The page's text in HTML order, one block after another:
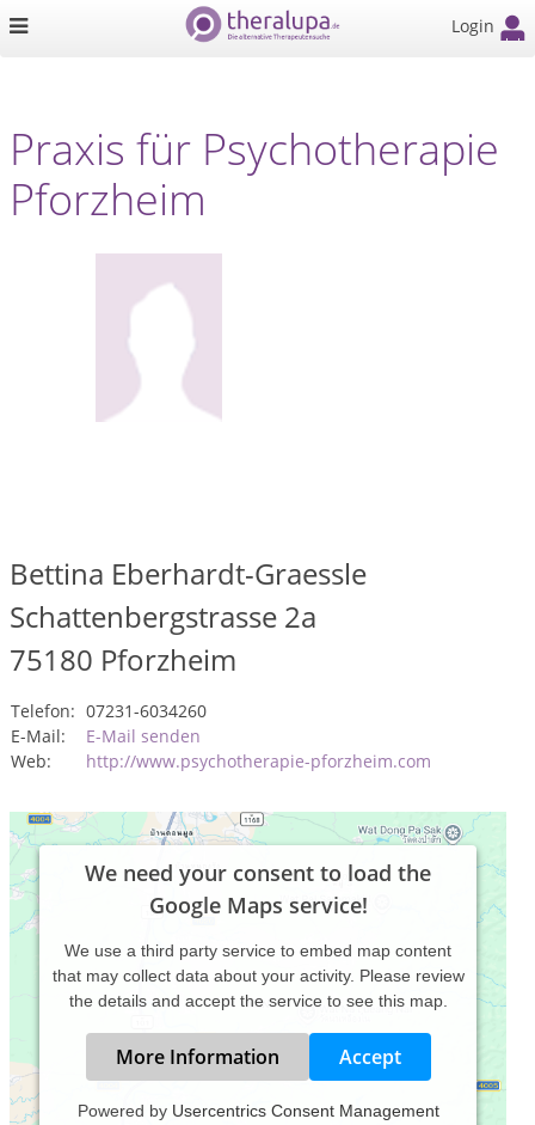
Login
Praxis für Psychotherapie
Pforzheim
Bettina Eberhardt-Graessle
Schattenbergstrasse 2a
75180 Pforzheim
Telefon: 07231-6034260
E-Mail:
E-Mail senden
Web:
http://www.psychotherapie-pforzheim.com
We need your consent to load the
Google Maps service!
We use a third party service to embed map content
that may collect data about your activity. Please review
the details and accept the service to see this map.
More Information Accept
Powered by Usercentrics Consent Management